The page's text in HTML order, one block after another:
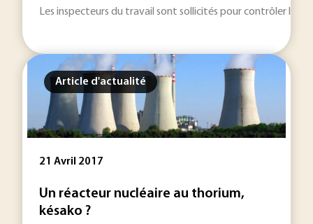
Les inspecteurs du travail sont sollicités pour contrôler le
Article d'actualité
21 Avril 2017
Un réacteur nucléaire au thorium,
késako ?